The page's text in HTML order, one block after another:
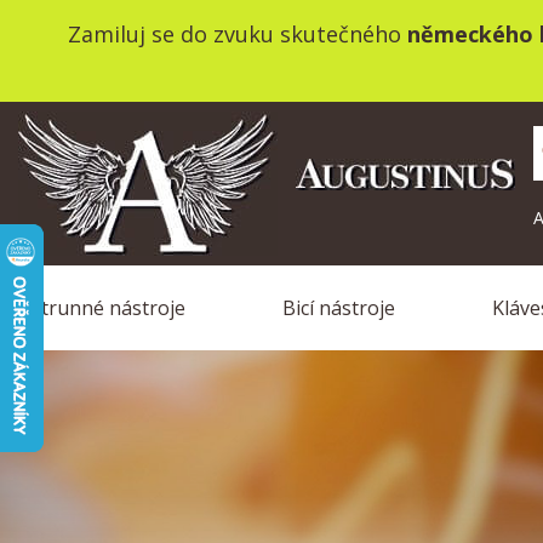
Zamiluj se do zvuku skutečného německého
Strunné nástroje Bicí nástroje